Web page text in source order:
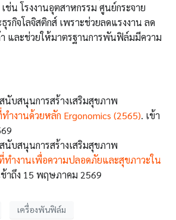
น โรงงานอุตสาหกรรม ศูนย์กระจาย
รกิจโลจิสติกส์ เพราะช่วยลดแรงงาน ลด
และช่วยให้มาตรฐานการพันฟิล์มมีความ
นับสนุนการสร้างเสริมสุขภาพ
ำงานด้วยหลัก Ergonomics (2565). เข้า
นับสนุนการสร้างเสริมสุขภาพ
ำงานเพื่อความปลอดภัยและสุขภาวะใน
ช้าถึง 15 พฤษภาคม 2569
เครื่องพันฟิล์ม